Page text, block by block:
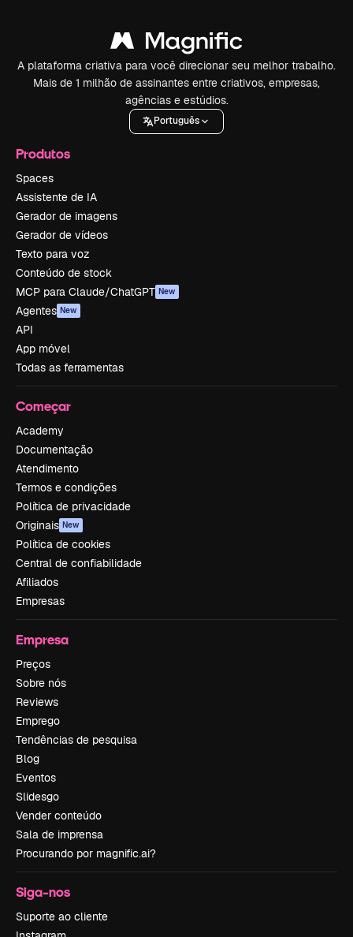
A plataforma criativa para você direcionar seu melhor trabalho.
Mais de 1 milhão de assinantes entre criativos, empresas,
agências e estúdios.
Português
Produtos
Spaces
Assistente de IA
Gerador de imagens
Gerador de vídeos
Texto para voz
Conteúdo de stock
MCP para Claude/ChatGPT New
Agentes New
API
App móvel
Todas as ferramentas
Começar
Academy
Documentação
Atendimento
Termos e condições
Política de privacidade
Originais New
Política de cookies
Central de confiabilidade
Afiliados
Empresas
Empresa
Preços
Sobre nós
Reviews
Emprego
Tendências de pesquisa
Blog
Eventos
Slidesgo
Vender conteúdo
Sala de imprensa
Procurando por magnific.ai?
Siga-nos
Suporte ao cliente